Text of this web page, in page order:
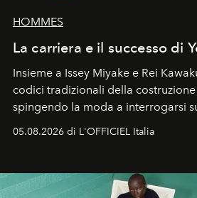
HOMMES
La carriera e il successo di
Insieme a Issey Miyake e Rei
codici tradizionali della
spingendo la moda a interrogarsi
formali e a ridefinire il concetto
un’impronta indelebile nella storia
05.08.2026 di L'OFFICIEL Italia